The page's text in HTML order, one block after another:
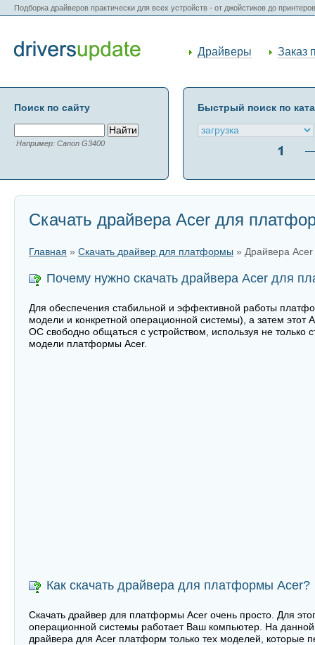
Подборка драйверов практически для всех устройств - от джойстиков до
Драйверы Заказ
Поиск по сайту
Например: Canon G3400
Быстрый поиск по
Скачать драйвера Acer для
Главная » Скачать драйвер для платформы » Драйвера Acer
Почему нужно скачать драйвера Acer для
Для обеспечения стабильной и эффективной работы
модели и конкретной операционной системы), а затем
ОС свободно общаться с устройством, используя не только
модели платформы Acer.
Как скачать драйвера для платформы Acer?
Скачать драйвер для платформы Acer очень просто. Для
операционной системы работает Ваш компьютер. На
драйвера для Acer платформ только тех моделей, которые